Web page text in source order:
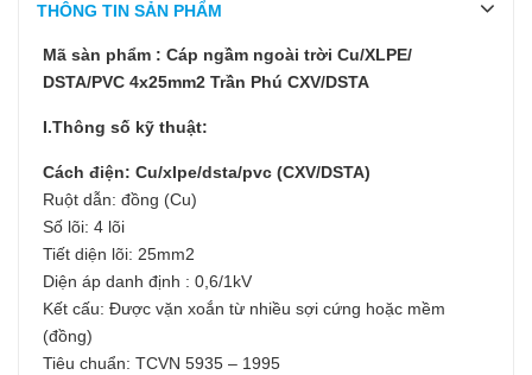
THÔNG TIN SẢN PHẨM
Mã sàn phẩm : Cáp ngầm ngoài trời Cu/XLPE/
DSTA/PVC 4x25mm2 Trần Phú CXV/DSTA
I.Thông số kỹ thuật:
Cách điện: Cu/xlpe/dsta/pvc (CXV/DSTA)
Ruột dẫn: đồng (Cu)
Số lõi: 4 lõi
Tiết diện lõi: 25mm2
Diện áp danh định : 0,6/1kV
Kết cấu: Được vặn xoắn từ nhiều sợi cứng hoặc mềm
(đồng)
Tiêu chuẩn: TCVN 5935 – 1995